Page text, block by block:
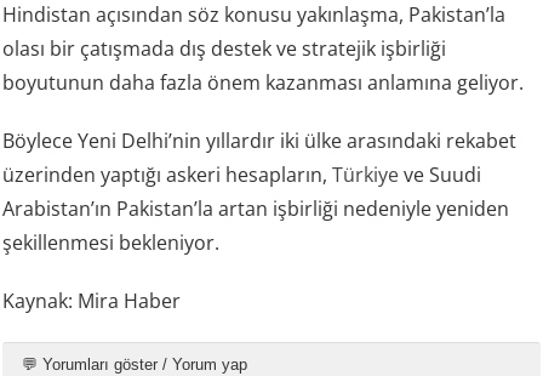
Hindistan açısından söz konusu yakınlaşma, Pakistan’la
olası bir çatışmada dış destek ve stratejik işbirliği
boyutunun daha fazla önem kazanması anlamına geliyor.
Böylece Yeni Delhi’nin yıllardır iki ülke arasındaki rekabet
üzerinden yaptığı askeri hesapların,Türkiyeve Suudi
Arabistan’ın Pakistan’la artan işbirliği nedeniyle yeniden
şekillenmesi bekleniyor.
Kaynak: Mira Haber
💬 Yorumları göster / Yorum yap